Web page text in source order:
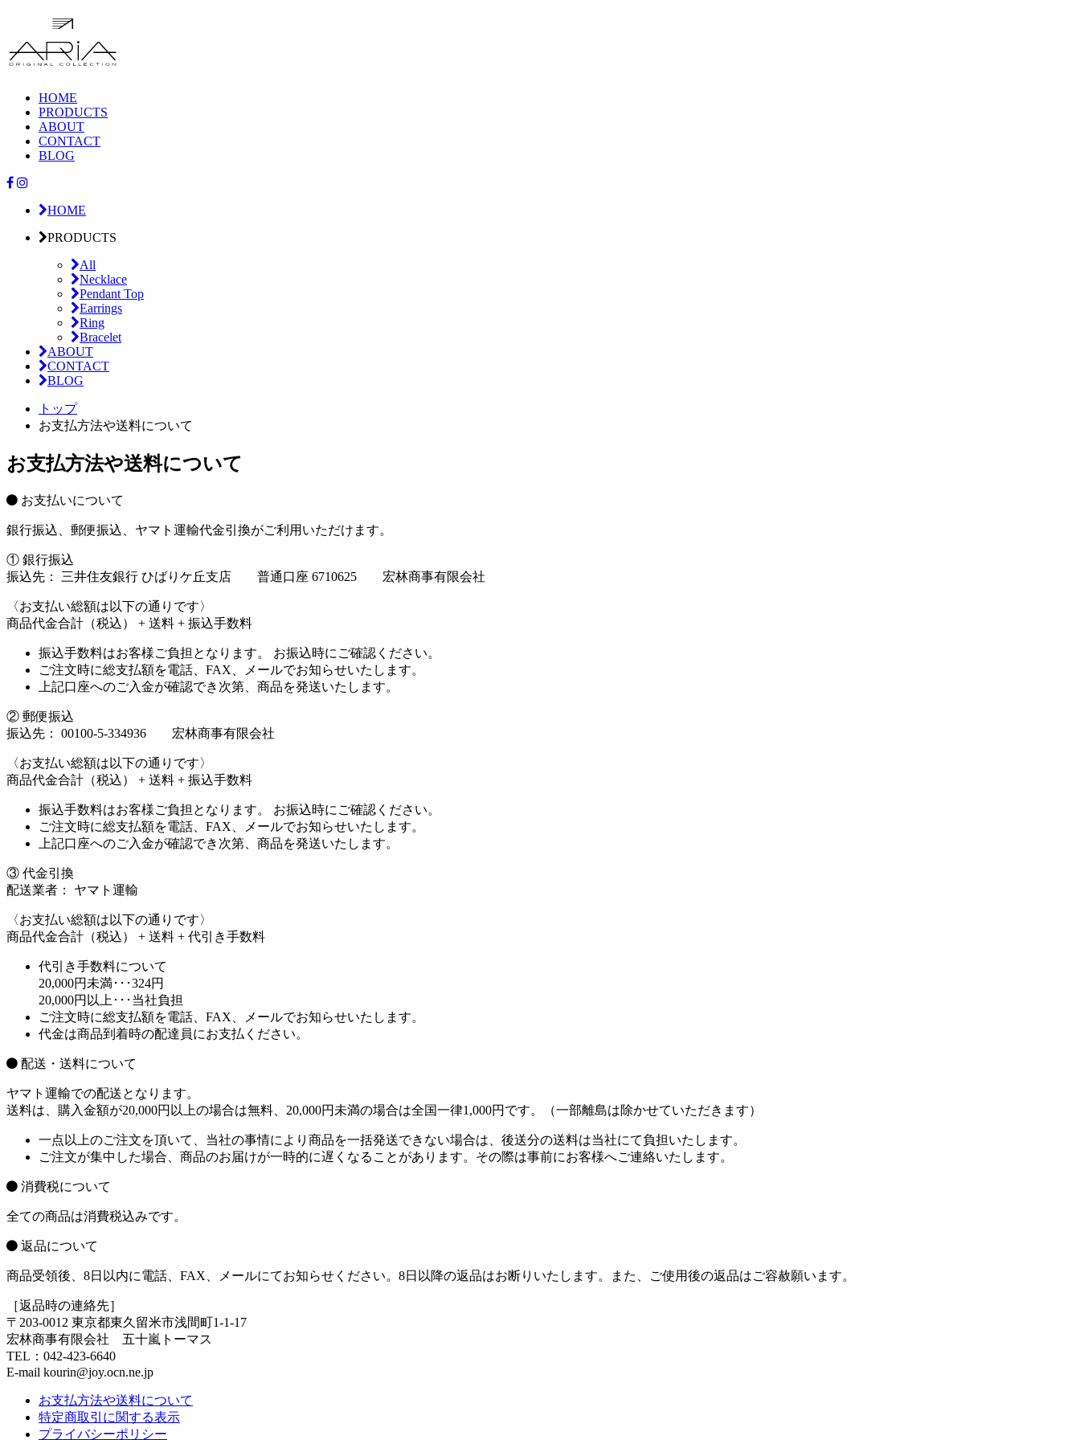
HOME
PRODUCTS
ABOUT
CONTACT
BLOG
HOME
PRODUCTS
All
Necklace
Pendant Top
Earrings
Ring
Bracelet
ABOUT
CONTACT
BLOG
トップ
お支払方法や送料について
お支払方法や送料について
お支払いについて
銀行振込、郵便振込、ヤマト運輸代金引換がご利用いただけます。
① 銀行振込
振込先： 三井住友銀行 ひばりケ丘支店 普通口座 6710625 宏林商事有限会社
〈お支払い総額は以下の通りです〉
商品代金合計（税込） + 送料 + 振込手数料
振込手数料はお客様ご負担となります。 お振込時にご確認ください。
ご注文時に総支払額を電話、FAX、メールでお知らせいたします。
上記口座へのご入金が確認でき次第、商品を発送いたします。
② 郵便振込
振込先： 00100-5-334936 宏林商事有限会社
〈お支払い総額は以下の通りです〉
商品代金合計（税込） + 送料 + 振込手数料
振込手数料はお客様ご負担となります。 お振込時にご確認ください。
ご注文時に総支払額を電話、FAX、メールでお知らせいたします。
上記口座へのご入金が確認でき次第、商品を発送いたします。
③ 代金引換
配送業者： ヤマト運輸
〈お支払い総額は以下の通りです〉
商品代金合計（税込） + 送料 + 代引き手数料
代引き手数料について
20,000円未満･･･324円
20,000円以上･･･当社負担
ご注文時に総支払額を電話、FAX、メールでお知らせいたします。
代金は商品到着時の配達員にお支払ください。
配送・送料について
ヤマト運輸での配送となります。
送料は、購入金額が20,000円以上の場合は無料、20,000円未満の場合は全国一律1,000円です。（一部離島は除かせていただきます）
一点以上のご注文を頂いて、当社の事情により商品を一括発送できない場合は、後送分の送料は当社にて負担いたします。
ご注文が集中した場合、商品のお届けが一時的に遅くなることがあります。その際は事前にお客様へご連絡いたします。
消費税について
全ての商品は消費税込みです。
返品について
商品受領後、8日以内に電話、FAX、メールにてお知らせください。8日以降の返品はお断りいたします。また、ご使用後の返品はご容赦願います。
［返品時の連絡先］
〒203-0012 東京都東久留米市浅間町1-1-17
宏林商事有限会社 五十嵐トーマス
TEL：042-423-6640
E-mail kourin@joy.ocn.ne.jp
お支払方法や送料について
特定商取引に関する表示
プライバシーポリシー